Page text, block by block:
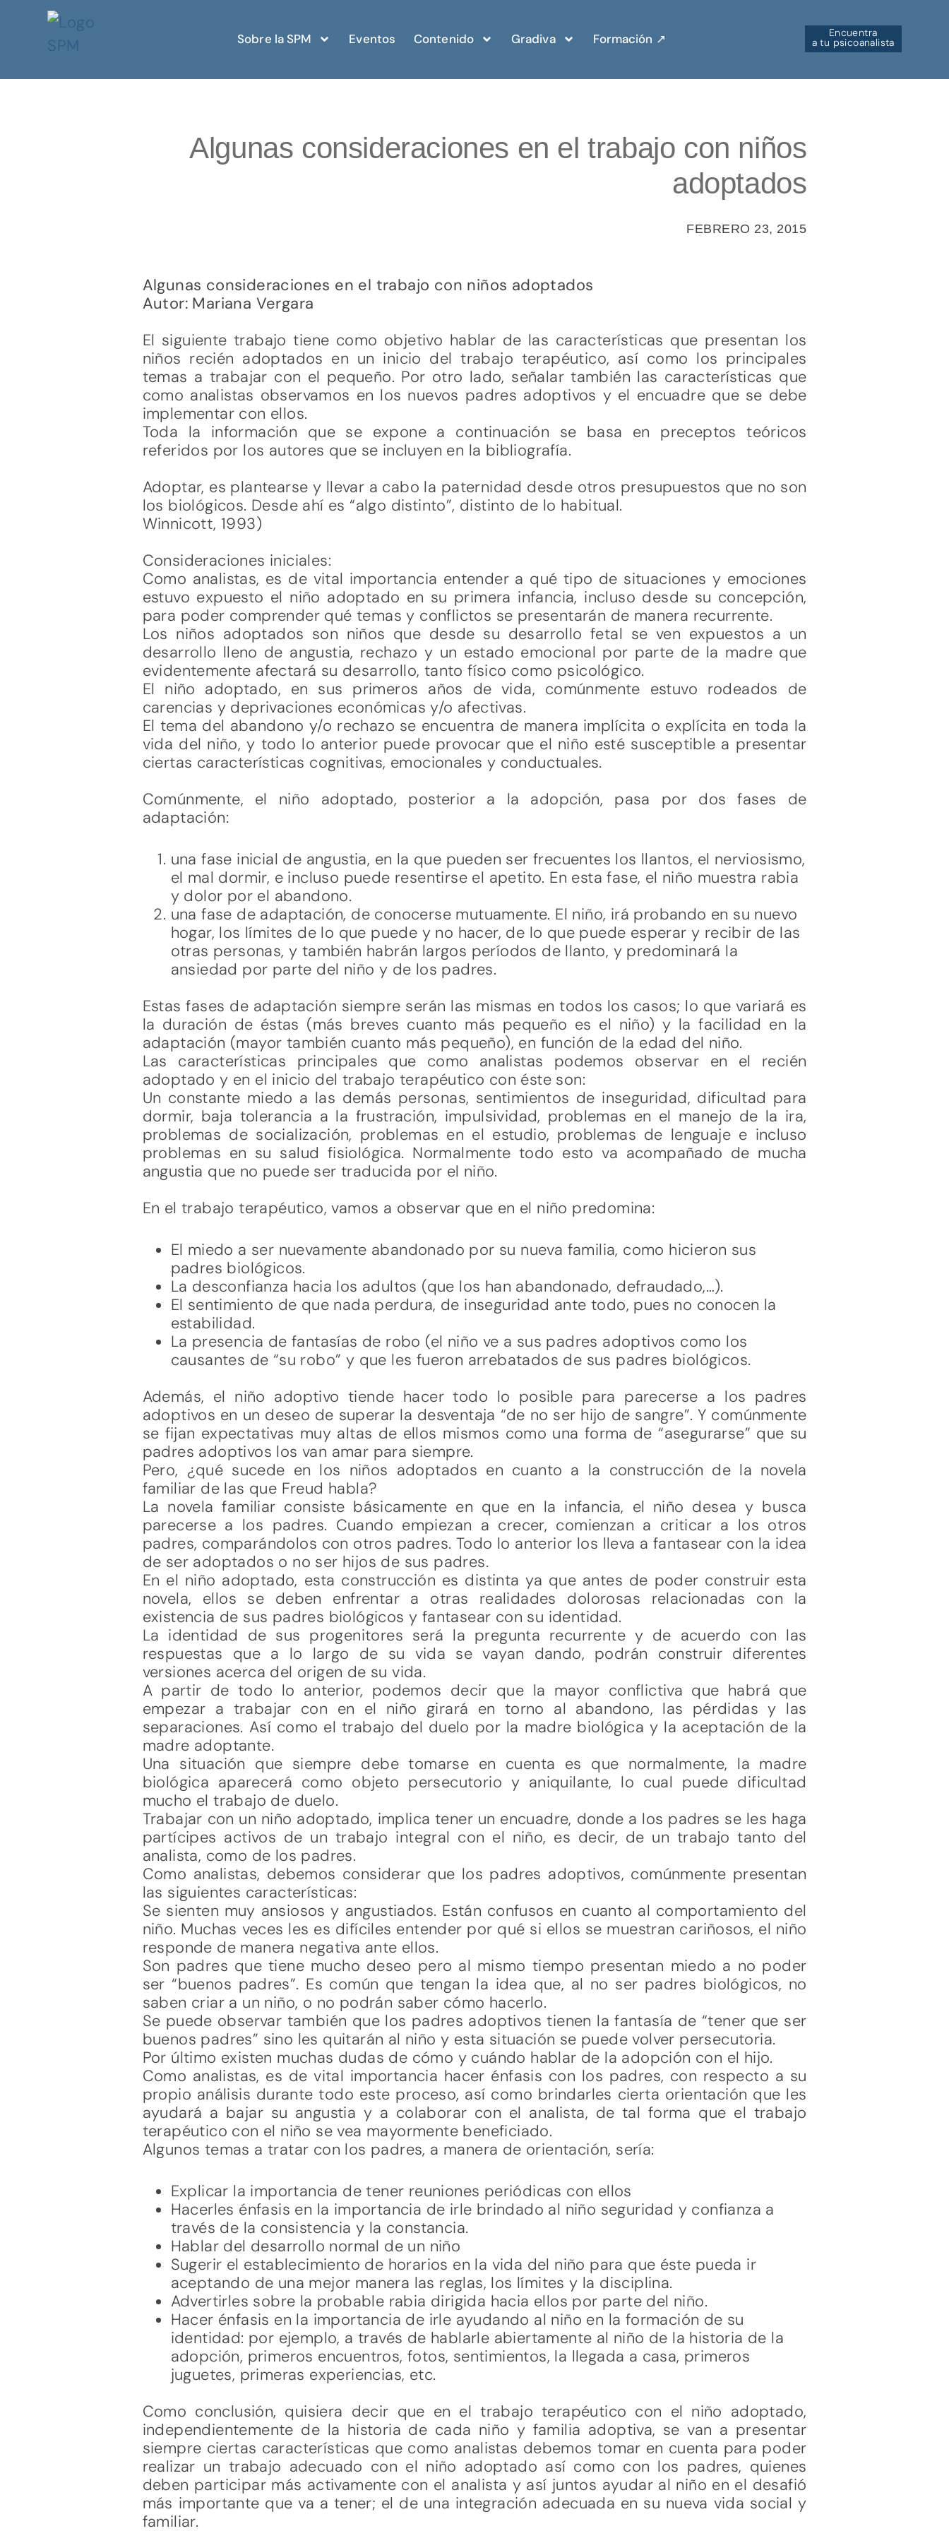
Sobre la SPM Eventos Contenido Gradiva Formación ↗︎ Encuentra
a tu psicoanalista
Algunas consideraciones en el trabajo con niños
adoptados
FEBRERO 23, 2015
Algunas consideraciones en el trabajo con niños adoptados
Autor: Mariana Vergara
El siguiente trabajo tiene como objetivo hablar de las características que presentan los
niños recién adoptados en un inicio del trabajo terapéutico, así como los principales
temas a trabajar con el pequeño. Por otro lado, señalar también las características que
como analistas observamos en los nuevos padres adoptivos y el encuadre que se debe
implementar con ellos.
Toda la información que se expone a continuación se basa en preceptos teóricos
referidos por los autores que se incluyen en la bibliografía.
Adoptar, es plantearse y llevar a cabo la paternidad desde otros presupuestos que no son
los biológicos. Desde ahí es “algo distinto”, distinto de lo habitual.
Winnicott, 1993)
Consideraciones iniciales:
Como analistas, es de vital importancia entender a qué tipo de situaciones y emociones
estuvo expuesto el niño adoptado en su primera infancia, incluso desde su concepción,
para poder comprender qué temas y conflictos se presentarán de manera recurrente.
Los niños adoptados son niños que desde su desarrollo fetal se ven expuestos a un
desarrollo lleno de angustia, rechazo y un estado emocional por parte de la madre que
evidentemente afectará su desarrollo, tanto físico como psicológico.
El niño adoptado, en sus primeros años de vida, comúnmente estuvo rodeados de
carencias y deprivaciones económicas y/o afectivas.
El tema del abandono y/o rechazo se encuentra de manera implícita o explícita en toda la
vida del niño, y todo lo anterior puede provocar que el niño esté susceptible a presentar
ciertas características cognitivas, emocionales y conductuales.
Comúnmente, el niño adoptado, posterior a la adopción, pasa por dos fases de
adaptación:
una fase inicial de angustia, en la que pueden ser frecuentes los llantos, el nerviosismo,
el mal dormir, e incluso puede resentirse el apetito. En esta fase, el niño muestra rabia
y dolor por el abandono.
una fase de adaptación, de conocerse mutuamente. El niño, irá probando en su nuevo
hogar, los límites de lo que puede y no hacer, de lo que puede esperar y recibir de las
otras personas, y también habrán largos períodos de llanto, y predominará la
ansiedad por parte del niño y de los padres.
Estas fases de adaptación siempre serán las mismas en todos los casos; lo que variará es
la duración de éstas (más breves cuanto más pequeño es el niño) y la facilidad en la
adaptación (mayor también cuanto más pequeño), en función de la edad del niño.
Las características principales que como analistas podemos observar en el recién
adoptado y en el inicio del trabajo terapéutico con éste son:
Un constante miedo a las demás personas, sentimientos de inseguridad, dificultad para
dormir, baja tolerancia a la frustración, impulsividad, problemas en el manejo de la ira,
problemas de socialización, problemas en el estudio, problemas de lenguaje e incluso
problemas en su salud fisiológica. Normalmente todo esto va acompañado de mucha
angustia que no puede ser traducida por el niño.
En el trabajo terapéutico, vamos a observar que en el niño predomina:
El miedo a ser nuevamente abandonado por su nueva familia, como hicieron sus
padres biológicos.
La desconfianza hacia los adultos (que los han abandonado, defraudado,…).
El sentimiento de que nada perdura, de inseguridad ante todo, pues no conocen la
estabilidad.
La presencia de fantasías de robo (el niño ve a sus padres adoptivos como los
causantes de “su robo” y que les fueron arrebatados de sus padres biológicos.
Además, el niño adoptivo tiende hacer todo lo posible para parecerse a los padres
adoptivos en un deseo de superar la desventaja “de no ser hijo de sangre”. Y comúnmente
se fijan expectativas muy altas de ellos mismos como una forma de “asegurarse” que su
padres adoptivos los van amar para siempre.
Pero, ¿qué sucede en los niños adoptados en cuanto a la construcción de la novela
familiar de las que Freud habla?
La novela familiar consiste básicamente en que en la infancia, el niño desea y busca
parecerse a los padres. Cuando empiezan a crecer, comienzan a criticar a los otros
padres, comparándolos con otros padres. Todo lo anterior los lleva a fantasear con la idea
de ser adoptados o no ser hijos de sus padres.
En el niño adoptado, esta construcción es distinta ya que antes de poder construir esta
novela, ellos se deben enfrentar a otras realidades dolorosas relacionadas con la
existencia de sus padres biológicos y fantasear con su identidad.
La identidad de sus progenitores será la pregunta recurrente y de acuerdo con las
respuestas que a lo largo de su vida se vayan dando, podrán construir diferentes
versiones acerca del origen de su vida.
A partir de todo lo anterior, podemos decir que la mayor conflictiva que habrá que
empezar a trabajar con en el niño girará en torno al abandono, las pérdidas y las
separaciones. Así como el trabajo del duelo por la madre biológica y la aceptación de la
madre adoptante.
Una situación que siempre debe tomarse en cuenta es que normalmente, la madre
biológica aparecerá como objeto persecutorio y aniquilante, lo cual puede dificultad
mucho el trabajo de duelo.
Trabajar con un niño adoptado, implica tener un encuadre, donde a los padres se les haga
partícipes activos de un trabajo integral con el niño, es decir, de un trabajo tanto del
analista, como de los padres.
Como analistas, debemos considerar que los padres adoptivos, comúnmente presentan
las siguientes características:
Se sienten muy ansiosos y angustiados. Están confusos en cuanto al comportamiento del
niño. Muchas veces les es difíciles entender por qué si ellos se muestran cariñosos, el niño
responde de manera negativa ante ellos.
Son padres que tiene mucho deseo pero al mismo tiempo presentan miedo a no poder
ser “buenos padres”. Es común que tengan la idea que, al no ser padres biológicos, no
saben criar a un niño, o no podrán saber cómo hacerlo.
Se puede observar también que los padres adoptivos tienen la fantasía de “tener que ser
buenos padres” sino les quitarán al niño y esta situación se puede volver persecutoria.
Por último existen muchas dudas de cómo y cuándo hablar de la adopción con el hijo.
Como analistas, es de vital importancia hacer énfasis con los padres, con respecto a su
propio análisis durante todo este proceso, así como brindarles cierta orientación que les
ayudará a bajar su angustia y a colaborar con el analista, de tal forma que el trabajo
terapéutico con el niño se vea mayormente beneficiado.
Algunos temas a tratar con los padres, a manera de orientación, sería:
Explicar la importancia de tener reuniones periódicas con ellos
Hacerles énfasis en la importancia de irle brindado al niño seguridad y confianza a
través de la consistencia y la constancia.
Hablar del desarrollo normal de un niño
Sugerir el establecimiento de horarios en la vida del niño para que éste pueda ir
aceptando de una mejor manera las reglas, los límites y la disciplina.
Advertirles sobre la probable rabia dirigida hacia ellos por parte del niño.
Hacer énfasis en la importancia de irle ayudando al niño en la formación de su
identidad: por ejemplo, a través de hablarle abiertamente al niño de la historia de la
adopción, primeros encuentros, fotos, sentimientos, la llegada a casa, primeros
juguetes, primeras experiencias, etc.
Como conclusión, quisiera decir que en el trabajo terapéutico con el niño adoptado,
independientemente de la historia de cada niño y familia adoptiva, se van a presentar
siempre ciertas características que como analistas debemos tomar en cuenta para poder
realizar un trabajo adecuado con el niño adoptado así como con los padres, quienes
deben participar más activamente con el analista y así juntos ayudar al niño en el desafió
más importante que va a tener; el de una integración adecuada en su nueva vida social y
familiar.